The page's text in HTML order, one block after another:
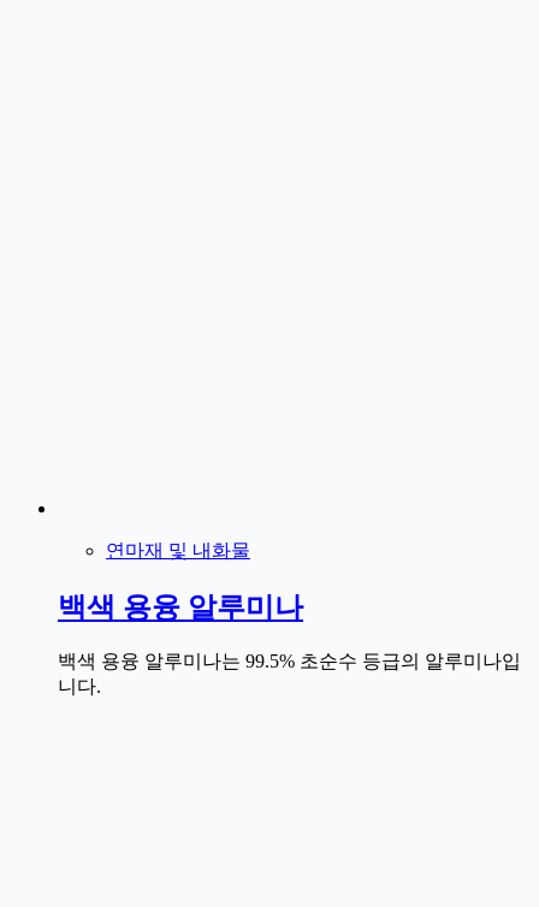
연마재 및 내화물
백색 용융 알루미나
백색 용융 알루미나는 99.5% 초순수 등급의 알루미나입
니다.